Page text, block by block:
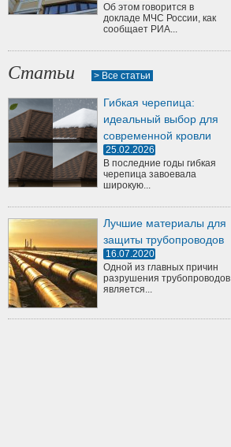
Об этом говорится в
докладе МЧС России, как
сообщает РИА...
Статьи > Все статьи
Гибкая черепица:
идеальный выбор для
современной кровли
25.02.2026
В последние годы гибкая
черепица завоевала
широкую...
Лучшие материалы для
защиты трубопроводов
16.07.2020
Одной из главных причин
разрушения трубопроводов
является...